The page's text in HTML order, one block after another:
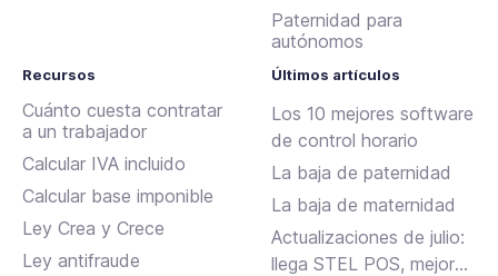
Paternidad para
autónomos
Recursos
Cuánto cuesta contratar
a un trabajador
Calcular IVA incluido
Calcular base imponible
Ley Crea y Crece
Ley antifraude
Últimos artículos
Los 10 mejores software
de control horario
La baja de paternidad
La baja de maternidad
Actualizaciones de julio:
llega STEL POS, mejoras